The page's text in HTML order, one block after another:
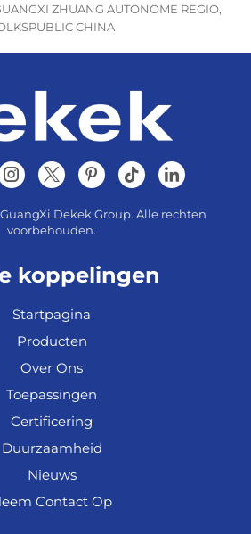
ZHUANG AUTONOME REGIO,
CHINA
Dekek Group. Alle rechten
voorbehouden.
koppelingen
Startpagina
Producten
Over Ons
Toepassingen
Certificering
Duurzaamheid
Nieuws
Contact Op